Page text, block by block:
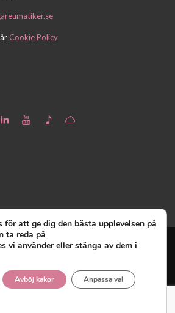
Cookie Policy
till denna site och
sig alla rättigheter därtill.
för att ge dig den bästa upplevelsen på
ta reda på
vi använder eller stänga av dem i
Avböj kakor Anpassa val
Banner